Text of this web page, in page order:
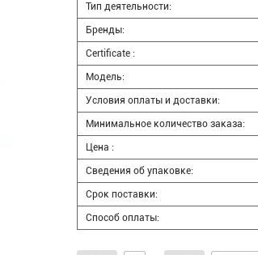
Тип деятельности:
Бренды:
Certificate :
Модель:
Условия оплаты и доставки:
Минимальное количество заказа:
Цена :
Сведения об упаковке:
Срок поставки:
Способ оплаты: